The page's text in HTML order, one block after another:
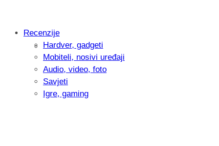
Intervju: Goran Jović, fotograf -
Recenzije
Hardver, gadgeti
Mobiteli, nosivi uređaji
Audio, video, foto
Savjeti
Igre, gaming